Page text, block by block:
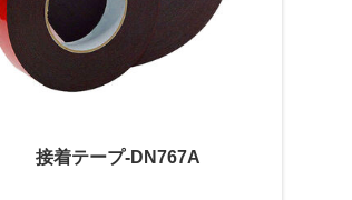
接着テープ-DN767A